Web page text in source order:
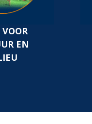
VOOR
EN